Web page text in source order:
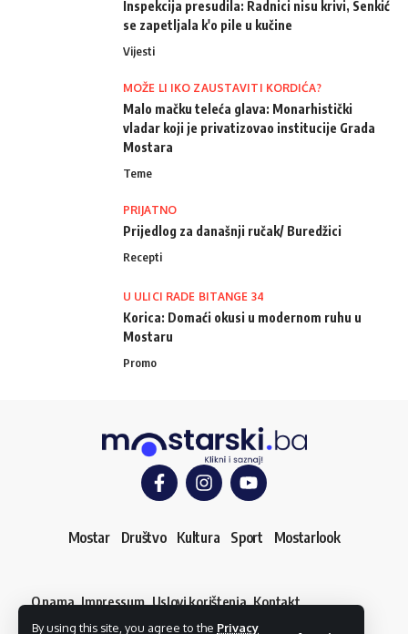
By using this site, you agree to the Privacy
Inspekcija presudila: Radnici nisu krivi, Senkić
se zapetljala k'o pile u kučine
Vijesti
MOŽE LI IKO ZAUSTAVITI KORDIĆA?
Malo mačku teleća glava: Monarhistički
vladar koji je privatizovao institucije Grada
Mostara
Teme
PRIJATNO
Prijedlog za današnji ručak/ Buredžici
Recepti
U ULICI RADE BITANGE 34
Korica: Domaći okusi u modernom ruhu u
Mostaru
Promo
Mostar Društvo Kultura Sport Mostarlook
O nama Impressum Uslovi korištenja Kontakt
Dojavi vijest